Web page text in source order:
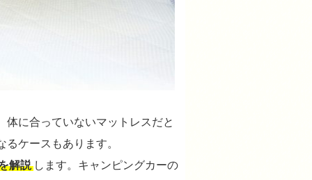
に合っていないマットレスだと
ケースもあります。
解説 します。キャンピングカーの